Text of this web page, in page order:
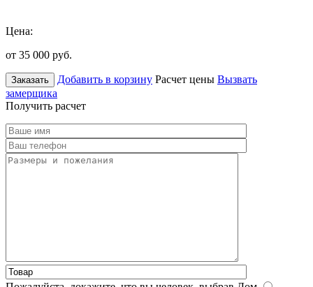
Цена:
от 35 000 руб.
Заказать Добавить в корзину Расчет цены Вызвать
замерщика
Получить расчет